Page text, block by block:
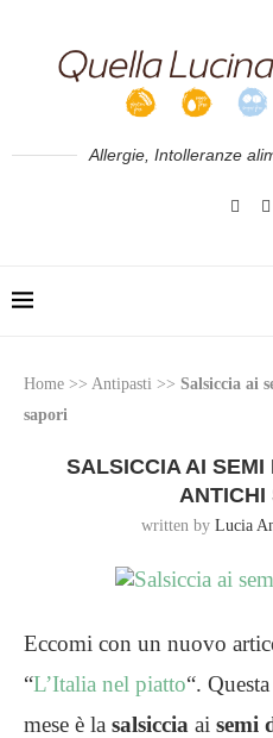
Allergie, Intolleranze
Home >> Antipasti >> Salsiccia ai
sapori
SALSICCIA AI SEMI
ANTICHI
written by Lucia
Eccomi con un nuovo
“L’Italia nel piatto“.
mese è la salsiccia ai semi